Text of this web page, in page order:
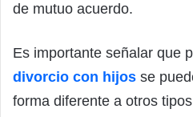
de mutuo acuerdo.
Es importante señalar que
divorcio con hijos se
forma diferente a otros